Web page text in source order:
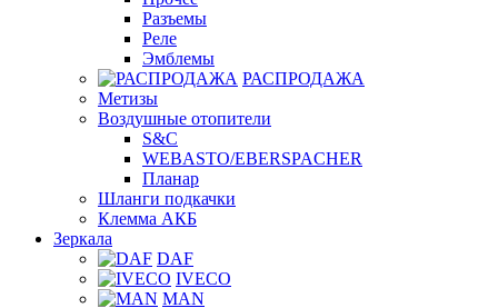
Разъемы
Реле
Эмблемы
РАСПРОДАЖА
Метизы
Воздушные отопители
S&C
WEBASTO/EBERSPACHER
Планар
Шланги подкачки
Клемма АКБ
Зеркала
DAF
IVECO
MAN